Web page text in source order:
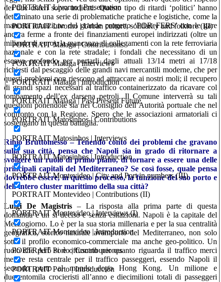
PORTRAIT Livorno | Presentation
PORTRAIT Livorno | Urban culture, solidarity and folklore (III)
PORTRAIT Malaga | Contributions
PORTRAIT Malaga | Interviews
PORTRAIT Malaga | Introduction
PORTRAIT Malaga | Past Present Future
PORTRAIT Matosinhos | Contributions
PORTRAIT Matosinhos | Interviews
PORTRAIT Matosinhos | Introduction
PORTRAIT Montevideo | City and Port in numbers (III)
PORTRAIT Montevideo | Contributions (II)
PORTRAIT Montevideo | Interviews (I)
PORTRAIT Montevideo | Introduction
PORTRAIT Porto | Contribuciones
PORTRAIT Porto | Introducción
dei due criteri sopra indicati. Questo tipo di ritardi ‘politici’ hanno
determinato una serie di problematiche pratiche e logistiche, come la
mancata attuazione del grande progetto ‘POR FERS’ con le gare
ancora ferme a fronte dei finanziamenti europei indirizzati (oltre un
miliardo di euro); la mancanza di collegamenti con la rete ferroviaria
nazionale e con la rete stradale; i fondali che necessitano di un
escavo profondo per portarli dagli attuali 13/14 metri ai 17/18
richiesti dal pescaggio delle grandi navi mercantili moderne, che per
questi problemi non riescono ad attraccare ai nostri moli; il recupero
di grandi spazi necessari al traffico containerizzato da ricavare col
tombamento dell’ex darsena petroli. Il Comune interverrà su tali
questioni ponendole sia nel Consiglio dell’Autorità portuale che nel
confronto con la Regione. Spero che le associazioni armatoriali ci
sostengano in questa battaglia.
Rinio Bruttomesso – Tenendo conto dei problemi che gravano
sulla sua città, pensa che Napoli sia in grado di ritornare a
svolgere un ruolo di primo piano, di tornare a essere una delle
principali capitali del Mediterraneo? Se così fosse, quale pensa
dovrebbe essere, in questo processo, la funzione del suo porto e
dell’intero cluster marittimo della sua città?
Luigi De Magistris – La risposta alla prima parte di questa
domanda è un sì deciso e senza esitazioni. Napoli è la capitale del
Mezzogiorno. Lo è per la sua storia millenaria e per la sua centralità
geografica, storico naturale avamporto del Mediterraneo, non solo
sotto il profilo economico-commerciale ma anche geo-politico. Un
ruolo che però si è offuscato per quanto riguarda il traffico merci
mentre resta centrale per il traffico passeggeri, essendo Napoli il
secondo porto al mondo dopo Hong Kong. Un milione e
duecentomila crocieristi all’anno e diecimilioni totali di passeggeri